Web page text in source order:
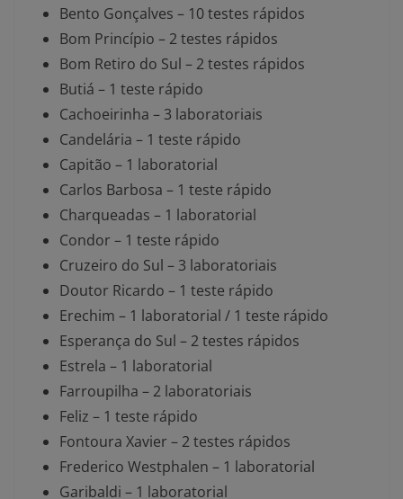
Bento Gonçalves – 10 testes rápidos
Bom Princípio – 2 testes rápidos
Bom Retiro do Sul – 2 testes rápidos
Butiá – 1 teste rápido
Cachoeirinha – 3 laboratoriais
Candelária – 1 teste rápido
Capitão – 1 laboratorial
Carlos Barbosa – 1 teste rápido
Charqueadas – 1 laboratorial
Condor – 1 teste rápido
Cruzeiro do Sul – 3 laboratoriais
Doutor Ricardo – 1 teste rápido
Erechim – 1 laboratorial / 1 teste rápido
Esperança do Sul – 2 testes rápidos
Estrela – 1 laboratorial
Farroupilha – 2 laboratoriais
Feliz – 1 teste rápido
Fontoura Xavier – 2 testes rápidos
Frederico Westphalen – 1 laboratorial
Garibaldi – 1 laboratorial